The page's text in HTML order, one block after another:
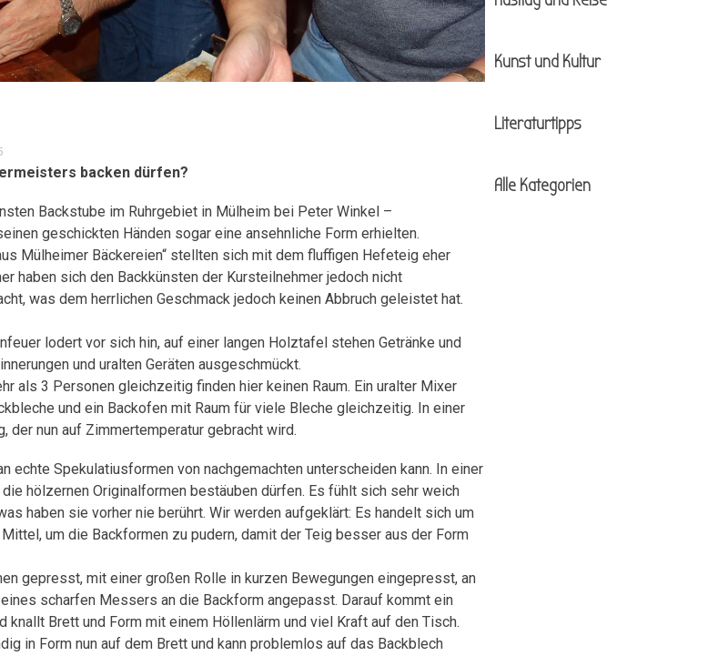
backen dürfen?
Backstube im Ruhrgebiet in Mülheim bei Peter Winkel –
geschickten Händen sogar eine ansehnliche Form erhielten.
Mülheimer Bäckereien“ stellten sich mit dem fluffigen Hefeteig eher
haben sich den Backkünsten der Kursteilnehmer jedoch nicht
was dem herrlichen Geschmack jedoch keinen Abbruch geleistet hat.
lodert vor sich hin, auf einer langen Holztafel stehen Getränke und
und uralten Geräten ausgeschmückt.
als 3 Personen gleichzeitig finden hier keinen Raum. Ein uralter Mixer
und ein Backofen mit Raum für viele Bleche gleichzeitig. In einer
nun auf Zimmertemperatur gebracht wird.
echte Spekulatiusformen von nachgemachten unterscheiden kann. In einer
hölzernen Originalformen bestäuben dürfen. Es fühlt sich sehr weich
haben sie vorher nie berührt. Wir werden aufgeklärt: Es handelt sich um
um die Backformen zu pudern, damit der Teig besser aus der Form
gepresst, mit einer großen Rolle in kurzen Bewegungen eingepresst, an
scharfen Messers an die Backform angepasst. Darauf kommt ein
Brett und Form mit einem Höllenlärm und viel Kraft auf den Tisch.
in Form nun auf dem Brett und kann problemlos auf das Backblech
Kunst und Kultur
Literaturtipps
Alle Kategorien